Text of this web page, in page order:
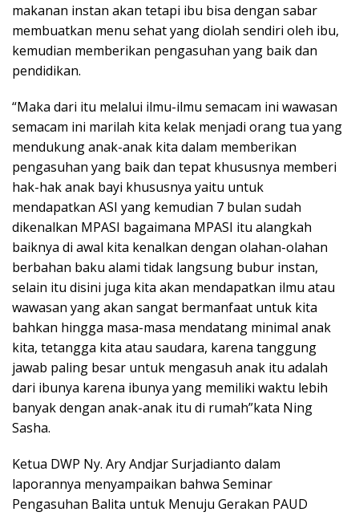
makanan instan akan tetapi ibu bisa dengan sabar
membuatkan menu sehat yang diolah sendiri oleh ibu,
kemudian memberikan pengasuhan yang baik dan
pendidikan.
“Maka dari itu melalui ilmu-ilmu semacam ini wawasan
semacam ini marilah kita kelak menjadi orang tua yang
mendukung anak-anak kita dalam memberikan
pengasuhan yang baik dan tepat khususnya memberi
hak-hak anak bayi khususnya yaitu untuk
mendapatkan ASI yang kemudian 7 bulan sudah
dikenalkan MPASI bagaimana MPASI itu alangkah
baiknya di awal kita kenalkan dengan olahan-olahan
berbahan baku alami tidak langsung bubur instan,
selain itu disini juga kita akan mendapatkan ilmu atau
wawasan yang akan sangat bermanfaat untuk kita
bahkan hingga masa-masa mendatang minimal anak
kita, tetangga kita atau saudara, karena tanggung
jawab paling besar untuk mengasuh anak itu adalah
dari ibunya karena ibunya yang memiliki waktu lebih
banyak dengan anak-anak itu di rumah”kata Ning
Sasha.
Ketua DWP Ny. Ary Andjar Surjadianto dalam
laporannya menyampaikan bahwa Seminar
Pengasuhan Balita untuk Menuju Gerakan PAUD